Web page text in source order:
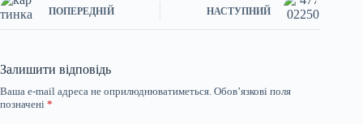
ПОПЕРЕДНІЙ НАСТУПНИЙ
Залишити відповідь
Ваша e-mail адреса не оприлюднюватиметься. Обов’язкові поля
позначені *